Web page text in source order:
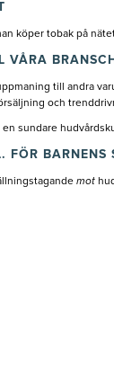
köper tobak på
VÅRA
till andra
och
en sundare
FÖR BARNENS
mot